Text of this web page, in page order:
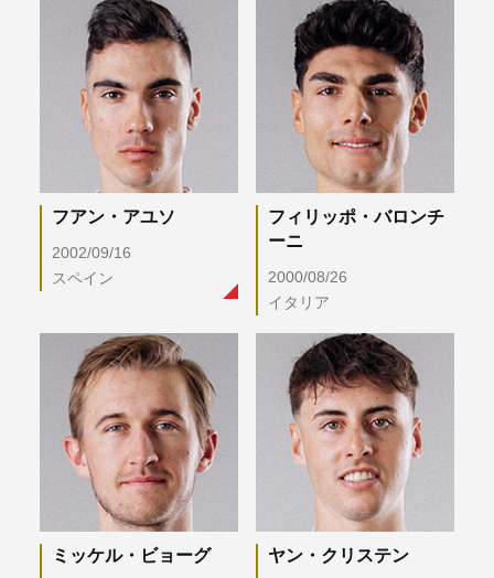
フアン・アユソ
2002/09/16
スペイン
フィリッポ・バロンチ
ーニ
2000/08/26
イタリア
ミッケル・ビョーグ ヤン・クリステン